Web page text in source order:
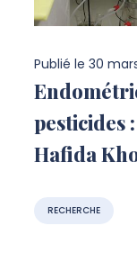
Publié le 30
pesticides
Hafida
RECHERCHE